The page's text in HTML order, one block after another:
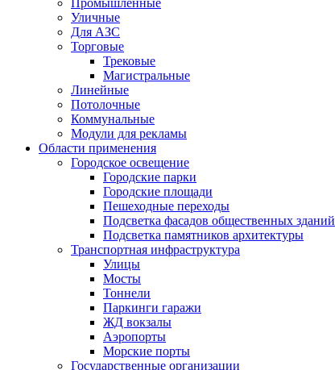
Промышленные
Уличные
Для АЗС
Торговые
Трековые
Магистральные
Линейные
Потолочные
Коммунальные
Модули для рекламы
Области применения
Городское освещение
Городские парки
Городские площади
Пешеходные переходы
Подсветка фасадов общественных зданий
Подсветка памятников архитектуры
Транспортная инфраструктура
Улицы
Мосты
Тоннели
Паркинги гаражи
ЖД вокзалы
Аэропорты
Морские порты
Государственные организации